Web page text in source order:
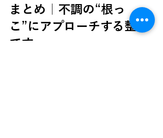
まとめ｜不調の“根っ
こ”にアプローチする整体
です